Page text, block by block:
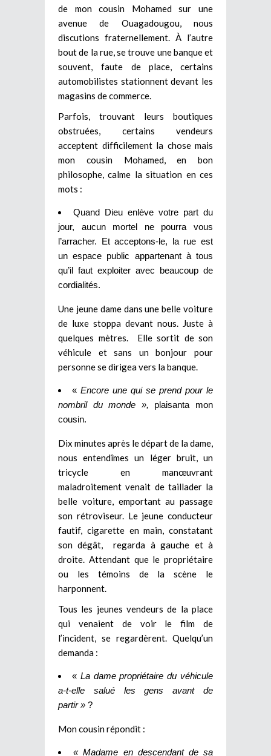
de mon cousin Mohamed sur une
avenue de Ouagadougou, nous
discutions fraternellement. À l’autre
bout de la rue, se trouve une banque et
souvent, faute de place, certains
automobilistes stationnent devant les
magasins de commerce.
Parfois, trouvant leurs boutiques
obstruées, certains vendeurs
acceptent difficilement la chose mais
mon cousin Mohamed, en bon
philosophe, calme la situation en ces
mots :
Quand Dieu enlève votre part du
jour, aucun mortel ne pourra vous
l’arracher. Et acceptons-le, la rue est
un espace public appartenant à tous
qu’il faut exploiter avec beaucoup de
cordialités.
Une jeune dame dans une belle voiture
de luxe stoppa devant nous. Juste à
quelques mètres. Elle sortit de son
véhicule et sans un bonjour pour
personne se dirigea vers la banque.
« Encore une qui se prend pour le
nombril du monde », plaisanta mon
cousin.
Dix minutes après le départ de la dame,
nous entendîmes un léger bruit, un
tricycle en manœuvrant
maladroitement venait de taillader la
belle voiture, emportant au passage
son rétroviseur. Le jeune conducteur
fautif, cigarette en main, constatant
son dégât, regarda à gauche et à
droite. Attendant que le propriétaire
ou les témoins de la scène le
harponnent.
Tous les jeunes vendeurs de la place
qui venaient de voir le film de
l’incident, se regardèrent. Quelqu’un
demanda :
« La dame propriétaire du véhicule
a-t-elle salué les gens avant de
partir » ?
Mon cousin répondit :
« Madame en descendant de sa